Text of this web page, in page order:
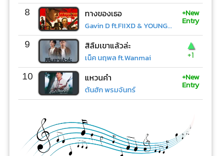
8 ทางของเธอ
Gavin D ft.FIIXD & YOUNGOHM
+New
Entry
9 สิลืมเขาแล้วล่ะ
เน็ค นฤพล ft.Wanmai
▲
+1
10 แหวนคำ
ต้นฮัก พรมจันทร์
+New
Entry